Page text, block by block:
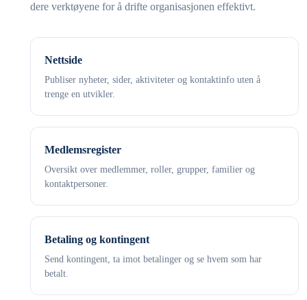
dere verktøyene for å drifte organisasjonen effektivt.
Nettside
Publiser nyheter, sider, aktiviteter og kontaktinfo uten å
trenge en utvikler.
Medlemsregister
Oversikt over medlemmer, roller, grupper, familier og
kontaktpersoner.
Betaling og kontingent
Send kontingent, ta imot betalinger og se hvem som har
betalt.